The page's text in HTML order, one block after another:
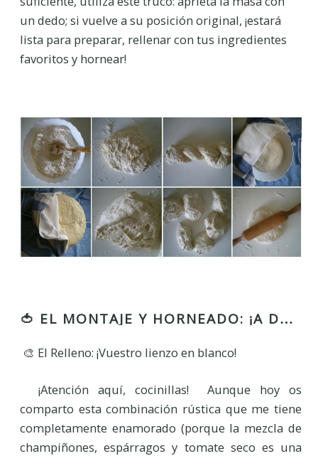
un dedo; si vuelve a su posición original, ¡estará
lista para preparar, rellenar con tus ingredientes
favoritos y hornear!
🍅 EL MONTAJE Y HORNEADO: ¡A DARLE VIDA A NUESTRA PIZZA! 🍕
🎨 El Relleno: ¡Vuestro lienzo en blanco!
¡Atención aquí, cocinillas! Aunque hoy os
comparto esta combinación rústica que me tiene
completamente enamorado (porque la mezcla de
champiñones, espárragos y tomate seco es una